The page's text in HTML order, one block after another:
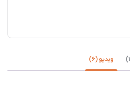
ویدیو (6)